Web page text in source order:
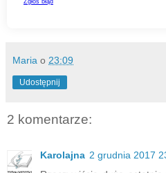
Maria o 23:09
Udostępnij
2 komentarze:
Karolajna 2 grudnia 2017